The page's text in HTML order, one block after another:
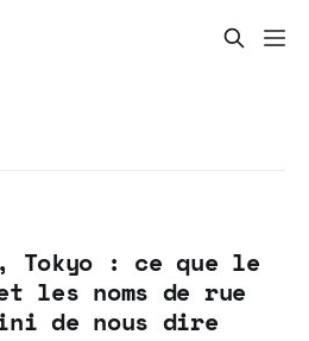
Tokyo : ce que le
les noms de rue
de nous dire